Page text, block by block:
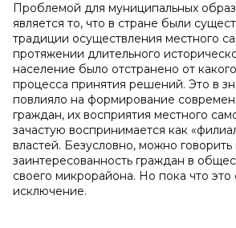
Проблемой для муниципальных
является то, что в стране были
традиции осуществления местного
протяжении длительного
население было отстранено от
процесса принятия решений. Это в
повлияло на формирование
граждан, их восприятия местного
зачастую воспринимается как
властей. Безусловно, можно
заинтересованность граждан в
своего микрорайона. Но пока что это
исключение.